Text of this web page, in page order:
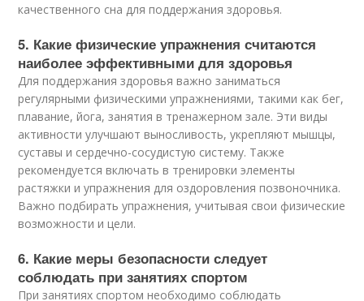
качественного сна для поддержания здоровья.
5. Какие физические упражнения считаются
наиболее эффективными для здоровья
Для поддержания здоровья важно заниматься
регулярными физическими упражнениями, такими как бег,
плавание, йога, занятия в тренажерном зале. Эти виды
активности улучшают выносливость, укрепляют мышцы,
суставы и сердечно-сосудистую систему. Также
рекомендуется включать в тренировки элементы
растяжки и упражнения для оздоровления позвоночника.
Важно подбирать упражнения, учитывая свои физические
возможности и цели.
6. Какие меры безопасности следует
соблюдать при занятиях спортом
При занятиях спортом необходимо соблюдать